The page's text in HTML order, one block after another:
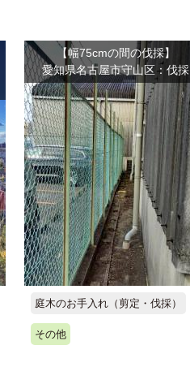
【幅75cmの間の伐採】
愛知県名古屋市守山区：伐採
庭木のお手入れ（剪定・伐採）
その他